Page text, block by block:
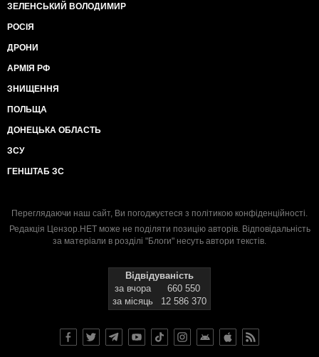
ЗЕЛЕНСЬКИЙ ВОЛОДИМИР
РОСІЯ
ДРОНИ
АРМІЯ РФ
ЗНИЩЕННЯ
ПОЛЬЩА
ДОНЕЦЬКА ОБЛАСТЬ
ЗСУ
ГЕНШТАБ ЗС
Переглядаючи наш сайт, Ви погоджуєтеся з політикою конфіденційності.
Редакція Цензор.НЕТ може не поділяти позицію авторів. Відповідальність
за матеріали в розділі "Блоги" несуть автори текстів.
Відвідуваність
за вчора
660 550
за місяць
12 586 370